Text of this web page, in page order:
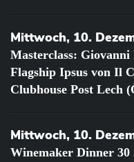
Mittwoch, 10.
Masterclass:
Flagship Ipsus von Il
Clubhouse Post Lech
Mittwoch, 10.
Winemaker Dinner